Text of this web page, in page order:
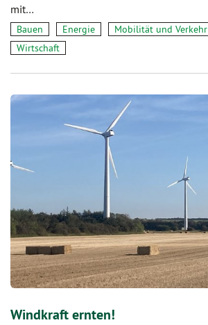
mit…
Bauen Energie Mobilität und Verkehr
Wirtschaft
Windkraft ernten!